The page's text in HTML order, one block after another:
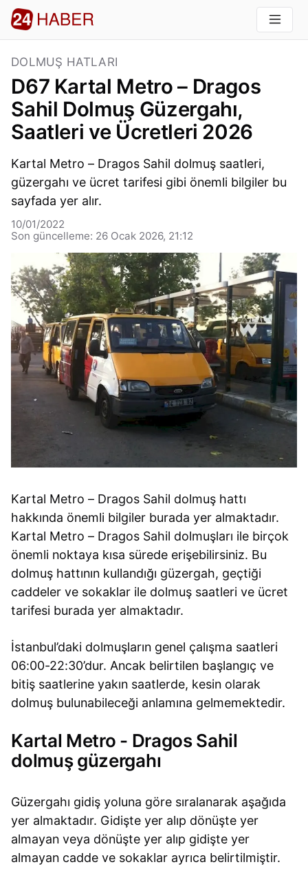
DOLMUŞ HATLARI
D67 Kartal Metro – Dragos
Sahil Dolmuş Güzergahı,
Saatleri ve Ücretleri 2026
Kartal Metro – Dragos Sahil dolmuş saatleri,
güzergahı ve ücret tarifesi gibi önemli bilgiler bu
sayfada yer alır.
10/01/2022
Son güncelleme: 26 Ocak 2026, 21:12
Kartal Metro – Dragos Sahil dolmuş hattı
hakkında önemli bilgiler burada yer almaktadır.
Kartal Metro – Dragos Sahil dolmuşları ile birçok
önemli noktaya kısa sürede erişebilirsiniz. Bu
dolmuş hattının kullandığı güzergah, geçtiği
caddeler ve sokaklar ile dolmuş saatleri ve ücret
tarifesi burada yer almaktadır.
İstanbul’daki dolmuşların genel çalışma saatleri
06:00-22:30’dur. Ancak belirtilen başlangıç ve
bitiş saatlerine yakın saatlerde, kesin olarak
dolmuş bulunabileceği anlamına gelmemektedir.
Kartal Metro - Dragos Sahil
dolmuş güzergahı
Güzergahı gidiş yoluna göre sıralanarak aşağıda
yer almaktadır. Gidişte yer alıp dönüşte yer
almayan veya dönüşte yer alıp gidişte yer
almayan cadde ve sokaklar ayrıca belirtilmiştir.